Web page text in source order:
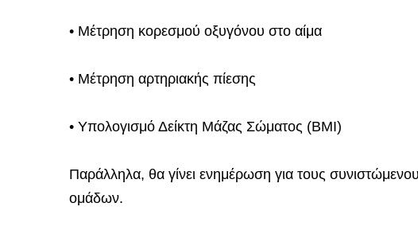
• Μέτρηση κορεσμού οξυγόνου στο αίμα
• Μέτρηση αρτηριακής πίεσης
• Υπολογισμό Δείκτη Μάζας Σώματος (ΒΜΙ)
Παράλληλα, θα γίνει ενημέρωση για τους
ομάδων.